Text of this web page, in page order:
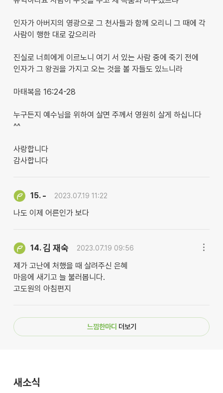
인자가 아버지의 영광으로 그 천사들과 함께 오리니 그 때에 각
사람이 행한 대로 갚으리라
진실로 너희에게 이르노니 여기 서 있는 사람 중에 죽기 전에
인자가 그 왕권을 가지고 오는 것을 볼 자들도 있느니라
마태복음 16:24-28
누구든지 예수님을 위하여 살면 주께서 영원히 살게 하십니다
^^
사랑합니다
감사합니다
15. - 2023.07.19 11:22
나도 이제 어른인가 보다
14.김 재숙 2023.07.19 09:56
제가 고난에 처했을 때 살려주신 은혜
마음에 새기고 늘 불러봅니다.
고도원의 아침편지
느낌한마디 더보기
새소식